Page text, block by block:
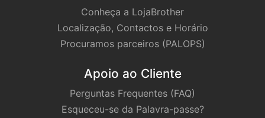
Conheça a LojaBrother
Localização, Contactos e Horário
Procuramos parceiros (PALOPS)
Apoio ao Cliente
Perguntas Frequentes (FAQ)
Esqueceu-se da Palavra-passe?